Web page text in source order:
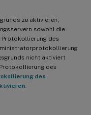
zu aktivieren,
sowohl die
des
nicht aktiviert
des
des